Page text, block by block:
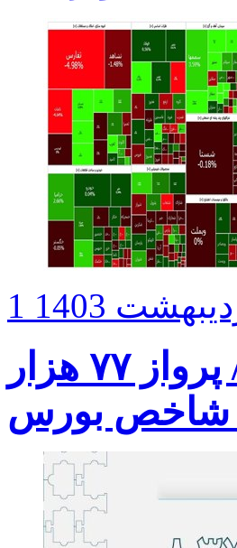
1403
گزارش روزانه بورس ۱ اردیبهشت/ پرواز ۷۷ هزار
شاخص بورس